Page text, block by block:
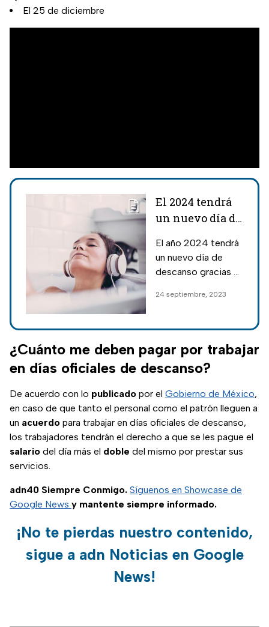
El 25 de diciembre
El 2024 tendrá
un nuevo día de
¿Cuándo es y
por qué?
El año 2024 tendrá
un nuevo día de
descanso gracias a
General de
Procedimientos
Electorales; te
contamos los
detalles.
24 septiembre, 2023
¿Cuánto me deben pagar por trabajar
en días oficiales de descanso?
De acuerdo con lo publicado por el Gobierno de México,
en caso de que tanto el personal como el patrón lleguen a
un acuerdo para trabajar en días oficiales de descanso,
los trabajadores tendrán el derecho a que se les pague el
salario del día más el doble del mismo por prestar sus
servicios.
adn40 Siempre Conmigo. Síguenos en Showcase de
Google News y mantente siempre informado.
¡No te pierdas nuestro contenido,
sigue a adn Noticias en Google
News!